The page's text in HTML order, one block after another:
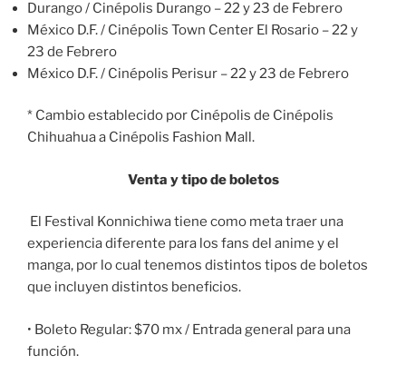
Durango / Cinépolis Durango – 22 y 23 de Febrero
México D.F. / Cinépolis Town Center El Rosario – 22 y
23 de Febrero
México D.F. / Cinépolis Perisur – 22 y 23 de Febrero
* Cambio establecido por Cinépolis de Cinépolis
Chihuahua a Cinépolis Fashion Mall.
Venta y tipo de boletos
El Festival Konnichiwa tiene como meta traer una
experiencia diferente para los fans del anime y el
manga, por lo cual tenemos distintos tipos de boletos
que incluyen distintos beneficios.
• Boleto Regular: $70 mx / Entrada general para una
función.